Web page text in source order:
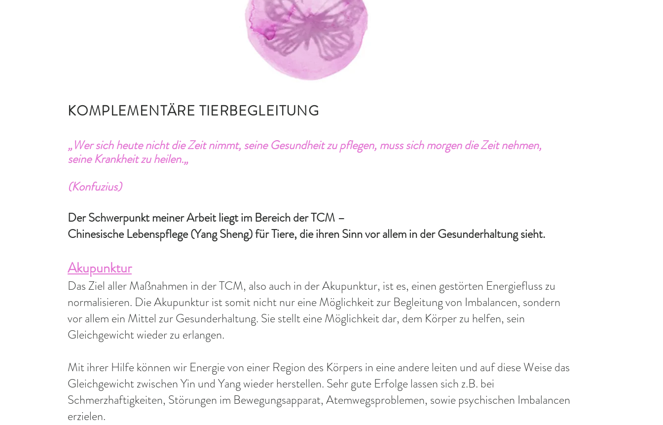
KOMPLEMENTÄRE TIERBEGLEITUNG
„Wer sich heute nicht die Zeit nimmt, seine Gesundheit zu pflegen, muss sich morgen die Zeit nehmen,
seine Krankheit zu heilen.„
(Konfuzius)
Der Schwerpunkt meiner Arbeit liegt im Bereich der TCM –
Chinesische Lebenspflege (Yang Sheng) für Tiere, die ihren Sinn vor allem in der Gesunderhaltung sieht.
Akupunktur
Das Ziel allerMaßnahmen in der TCM, also auch in der Akupunktur, ist es, einen gestörten Energiefluss zu
normalisieren. Die Akupunktur ist somit nicht nur eine Möglichkeit zur Begleitung von Imbalancen, sondern
vor allem ein Mittel zur Gesunderhaltung. Sie stellt eine Möglichkeit dar, dem Körper zu helfen, sein
Gleichgewicht wieder zu erlangen.
Mit ihrer Hilfe können wir Energie von einer Region des Körpers in eine andere leiten und auf diese Weise das
Gleichgewicht zwischen Yin und Yang wieder herstellen. Sehr gute Erfolge lassen sich z.B. bei
Schmerzhaftigkeiten, Störungen im Bewegungsapparat, Atemwegsproblemen, sowie psychischen Imbalancen
erzielen.